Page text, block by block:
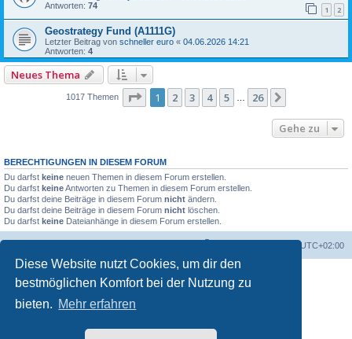
Diese Website nutzt Cookies, um dir den
bestmöglichen Komfort bei der Nutzung zu
bieten. Mehr erfahren
Antworten: 74 1 2
Geostrategy Fund (A1111G)
Letzter Beitrag von schneller euro « 04.06.2026 14:21
Antworten: 4
Neues Thema
1017 Themen Seite 1von 26
1 2 3 4 5 26
Gehe zu
BERECHTIGUNGEN IN DIESEM FORUM
Du darfst keine neuen Themen in diesem Forum erstellen.
Du darfst keineAntworten zu Themen in diesem Forum erstellen.
Du darfst deine Beiträge in diesem Forum nicht ändern.
Du darfst deine Beiträge in diesem Forum nicht löschen.
Du darfst keine Dateianhänge in diesem Forum erstellen.
UTC+02:00